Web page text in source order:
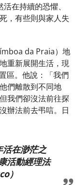
在持續的恐懼、
，有些則與家人失
da Praia）地
重新展開生活，現
區。他說：「我們
們離散到不同地
我們卻沒法前往探
辦法前去弔唁。日
活在渺茫之
活動經理法
）